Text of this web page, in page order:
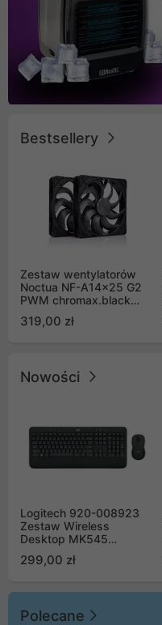
Bestsellery
Zestaw wentylatorów
Noctua NF-A14x25 G2
PWM chromax.black
Push Pull (2szt)
319,00 zł
Nowości
Logitech 920-008923
Zestaw Wireless
Desktop MK545
299,00 zł
Polecane